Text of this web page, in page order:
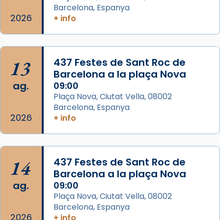
Arquebisbat de Barcelona
2 weeks ago
Aquest dilluns, 27 de juliol, ha tingut lloc la
missa d’acció de gràcies en agraïment al
comitè organitzador de la visita apostòlica
del Sant Pare Lleó XIV a Barcelona, i als
col·laboradors, a la Catedral de Barcelona.
L’arquebisbe de Barcelona, el cardenal Joan
📸 Dr. G. Simón
Photo
View on Facebook · Share
2026
Barcelona, Espanya
+ info
13
ag.
2026
437 Festes de Sant Roc de
Barcelona a la plaça Nova
09:00
Plaça Nova, Ciutat Vella, 08002
Barcelona, Espanya
+ info
14
ag.
2026
437 Festes de Sant Roc de
Barcelona a la plaça Nova
09:00
Plaça Nova, Ciutat Vella, 08002
Barcelona, Espanya
+ info